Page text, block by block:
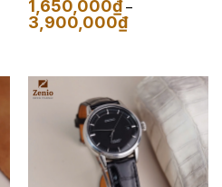
1,650,000₫ –
3,900,000₫Khoảng
giá:
3,900,000₫